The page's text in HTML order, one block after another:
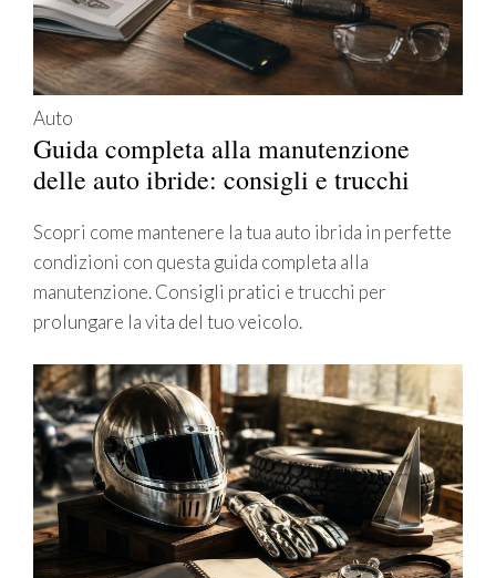
Auto
Guida completa alla manutenzione
delle auto ibride: consigli e trucchi
Scopri come mantenere la tua auto ibrida in perfette
condizioni con questa guida completa alla
manutenzione. Consigli pratici e trucchi per
prolungare la vita del tuo veicolo.